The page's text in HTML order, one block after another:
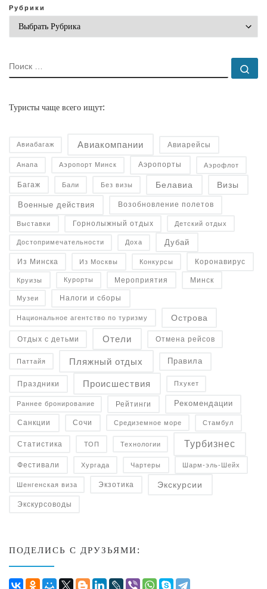
Рубрики
ПОИСК
Туристы чаще всего ищут:
Авиабагаж Авиакомпании Авиарейсы
Анапа Аэропорт Минск Аэропорты Аэрофлот
Багаж Бали Без визы Белавиа Визы
Военные действия Возобновление полетов
Выставки Горнолыжный отдых Детский отдых
Достопримечательности Доха Дубай
Из Минска Из Москвы Конкурсы Коронавирус
Круизы Курорты Мероприятия Минск
Музеи Налоги и сборы
Национальное агентство по туризму Острова
Отдых с детьми Отели Отмена рейсов
Паттайя Пляжный отдых Правила
Праздники Происшествия Пхукет
Раннее бронирование Рейтинги Рекомендации
Санкции Сочи Средиземное море Стамбул
Статистика ТОП Технологии Турбизнес
Фестивали Хургада Чартеры Шарм-эль-Шейх
Шенгенская виза Экзотика Экскурсии
Экскурсоводы
ПОДЕЛИСЬ С ДРУЗЬЯМИ: